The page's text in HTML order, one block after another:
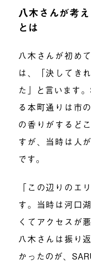
八木さんが考
とは
八木さんが初め
は、「決してき
た」と言います
る本町通りは市
の香りがするど
すが、当時は人
です。
「この辺りのエ
す。当時は河口
くてアクセスが
八木さんは振り
かったのが、